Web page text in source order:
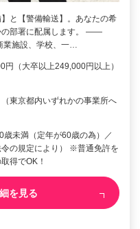
と【警備輸送】。あなたの希
の部署に配属します。 ――
業施設、学校、一…
（大卒以上249,000円以上）
東京都内いずれかの事業所へ
未満（定年が60歳の為）／
の規定により） ※普通免許を
得でOK！
を見る